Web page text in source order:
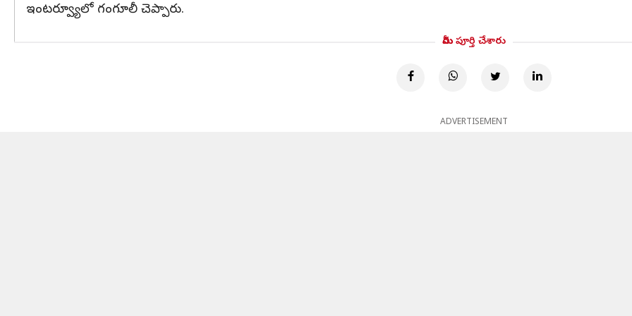
ఇంటర్వ్యూలో గంగూలీ చెప్పారు.
మీరు పూర్తి చేశారు
ADVERTISEMENT